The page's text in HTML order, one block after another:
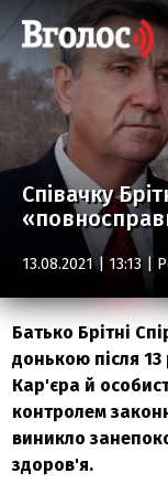
Співачку
13.08.2021 | 13:13 |
Батько Брітні
донькою після 13
Кар'єра й
контролем
виникло
здоров'я.